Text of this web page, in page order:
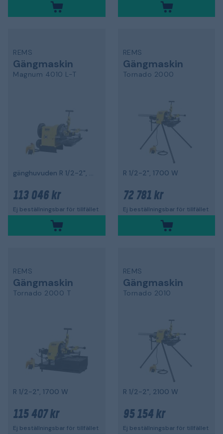
REMS
Gängmaskin
Magnum 4010 L-T
gänghuvuden R 1/2-2", 2100 W
113 046 kr
Ej beställningsbar för tillfället
REMS
Gängmaskin
Tornado 2000
R 1/2-2", 1700 W
72 781 kr
Ej beställningsbar för tillfället
REMS
Gängmaskin
Tornado 2000 T
R 1/2-2", 1700 W
115 407 kr
Ej beställningsbar för tillfället
REMS
Gängmaskin
Tornado 2010
R 1/2-2", 2100 W
95 154 kr
Ej beställningsbar för tillfället